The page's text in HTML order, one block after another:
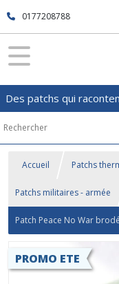
0177208788
Des patchs qui
Accueil Patchs
Patchs militaires - armée
Patch Peace No War
PROMO ETE